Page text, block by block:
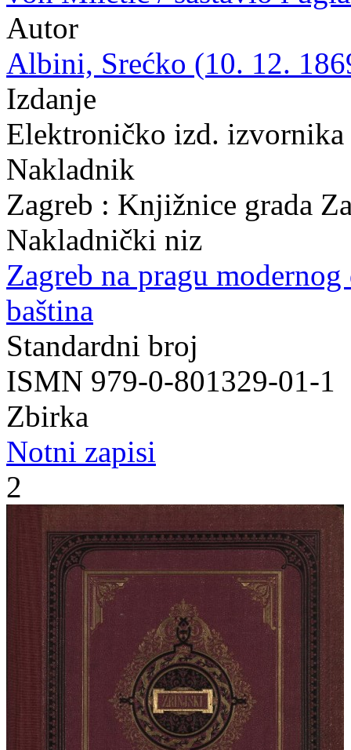
Autor
Albini, Srećko (10. 12.
Izdanje
Elektroničko izd.
Nakladnik
Zagreb : Knjižnice grada
Nakladnički niz
Zagreb na pragu modernog
baština
Standardni broj
ISMN 979-0-801329-01-1
Zbirka
Notni zapisi
2